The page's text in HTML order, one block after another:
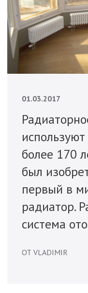
01.03.2017
более 170
был
первый в
радиатор.
система
ОТ VLADIMIR